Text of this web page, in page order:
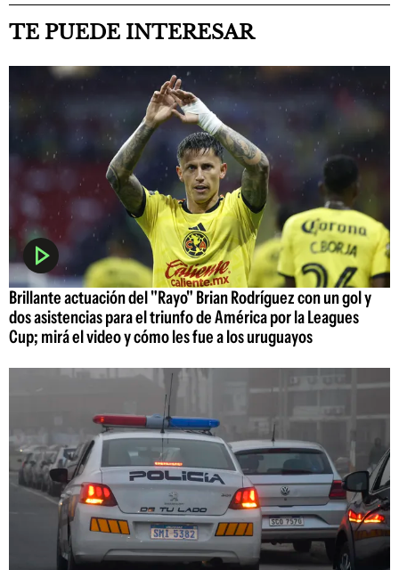
TE PUEDE INTERESAR
Brillante actuación del "Rayo" Brian Rodríguez con un gol y
dos asistencias para el triunfo de América por la Leagues
Cup; mirá el video y cómo les fue a los uruguayos